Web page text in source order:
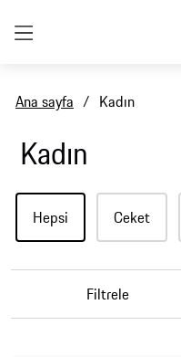
Ana sayfa / Kadın
Kadın
Hepsi Ceket
Filtrele